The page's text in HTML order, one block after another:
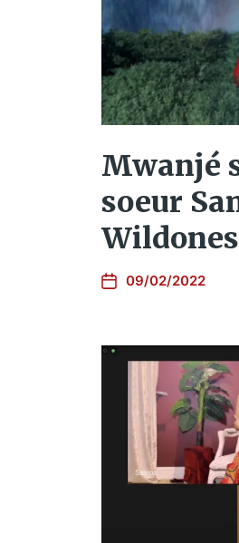
Mwanjé
soeur
Wildones
09/02/2022